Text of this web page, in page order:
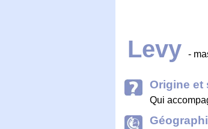
Levy -
Origine et
Qui